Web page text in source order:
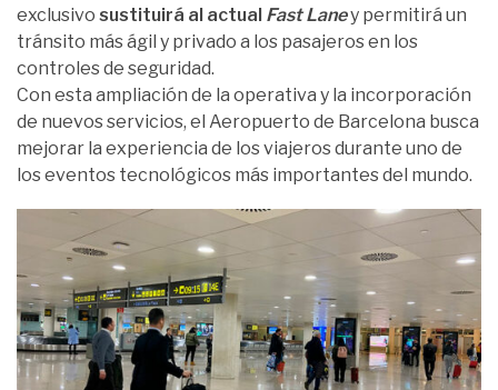
exclusivo sustituirá al actual Fast Laney permitirá un
tránsito más ágil y privado a los pasajeros en los
controles de seguridad.
Con esta ampliación de la operativa y la incorporación
de nuevos servicios, el Aeropuerto de Barcelona busca
mejorar la experiencia de los viajeros durante uno de
los eventos tecnológicos más importantes del mundo.